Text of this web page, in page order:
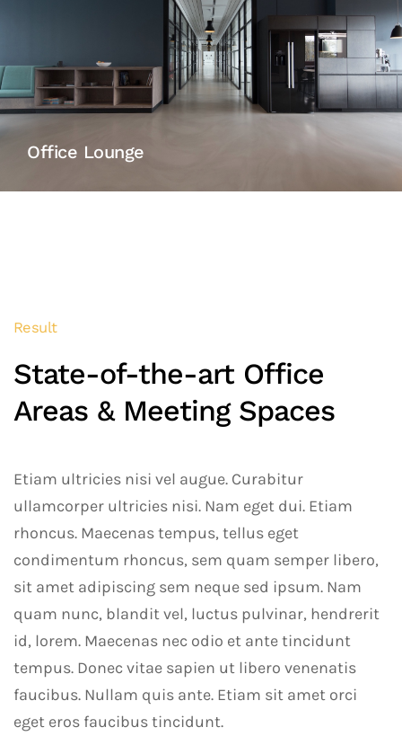
Office Lounge
Result
State-of-the-art Office
Areas & Meeting Spaces
Etiam ultricies nisi vel augue. Curabitur
ullamcorper ultricies nisi. Nam eget dui. Etiam
rhoncus. Maecenas tempus, tellus eget
condimentum rhoncus, sem quam semper libero,
sit amet adipiscing sem neque sed ipsum. Nam
quam nunc, blandit vel, luctus pulvinar, hendrerit
id, lorem. Maecenas nec odio et ante tincidunt
tempus. Donec vitae sapien ut libero venenatis
faucibus. Nullam quis ante. Etiam sit amet orci
eget eros faucibus tincidunt.